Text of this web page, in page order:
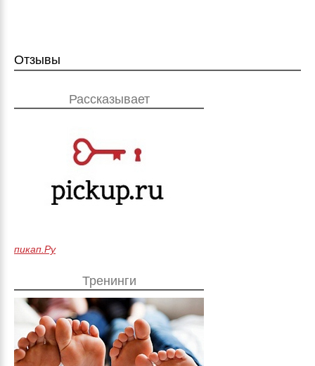
Отзывы
Рассказывает
пикап.Ру
Тренинги